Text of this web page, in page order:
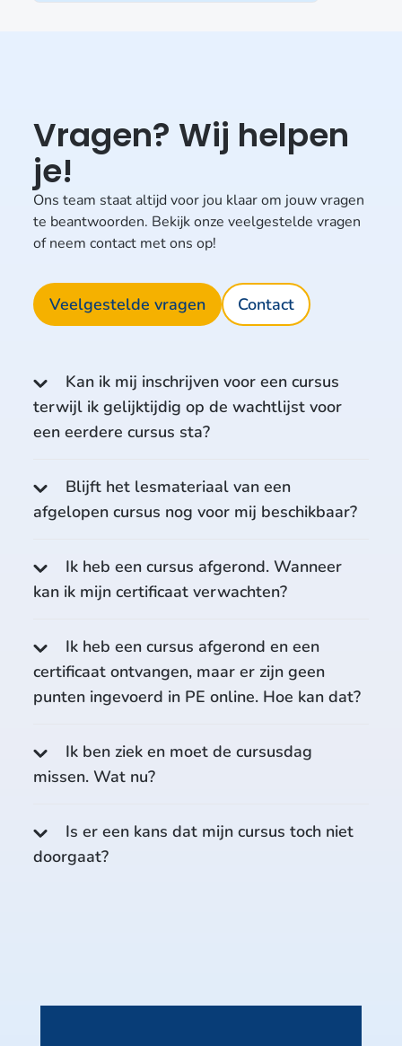
Vragen? Wij helpen
je!
Ons team staat altijd voor jou klaar om jouw vragen
te beantwoorden. Bekijk onze veelgestelde vragen
of neem contact met ons op!
Veelgestelde vragen Contact
Kan ik mij inschrijven voor een cursus
terwijl ik gelijktijdig op de wachtlijst voor
een eerdere cursus sta?
Blijft het lesmateriaal van een
afgelopen cursus nog voor mij beschikbaar?
Ik heb een cursus afgerond. Wanneer
kan ik mijn certificaat verwachten?
Ik heb een cursus afgerond en een
certificaat ontvangen, maar er zijn geen
punten ingevoerd in PE online. Hoe kan dat?
Ik ben ziek en moet de cursusdag
missen. Wat nu?
Is er een kans dat mijn cursus toch niet
doorgaat?